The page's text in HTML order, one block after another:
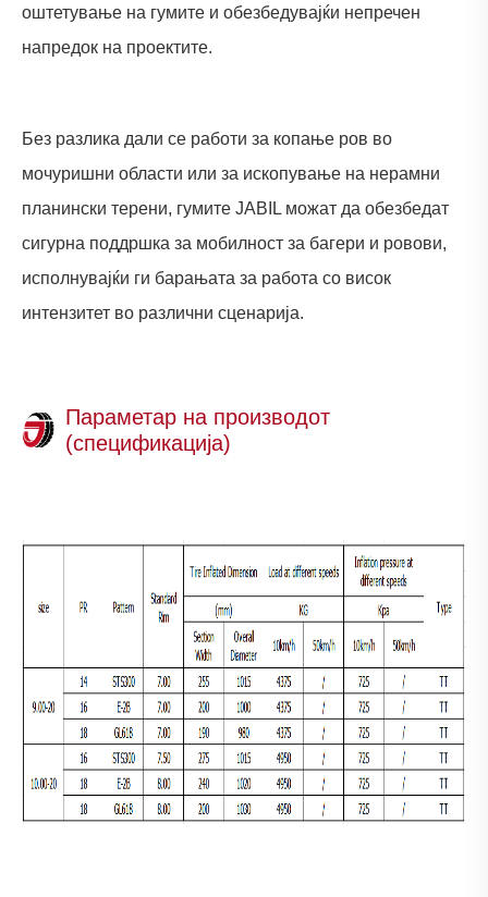
оштетување на гумите и обезбедувајќи непречен
напредок на проектите.
Без разлика дали се работи за копање ров во
мочуришни области или за ископување на нерамни
планински терени, гумите JABIL можат да обезбедат
сигурна поддршка за мобилност за багери и ровови,
исполнувајќи ги барањата за работа со висок
интензитет во различни сценарија.
Параметар на производот
(спецификација)